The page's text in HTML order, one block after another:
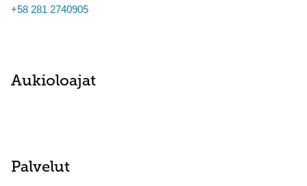
+58 281 2740905
Aukioloajat
Palvelut